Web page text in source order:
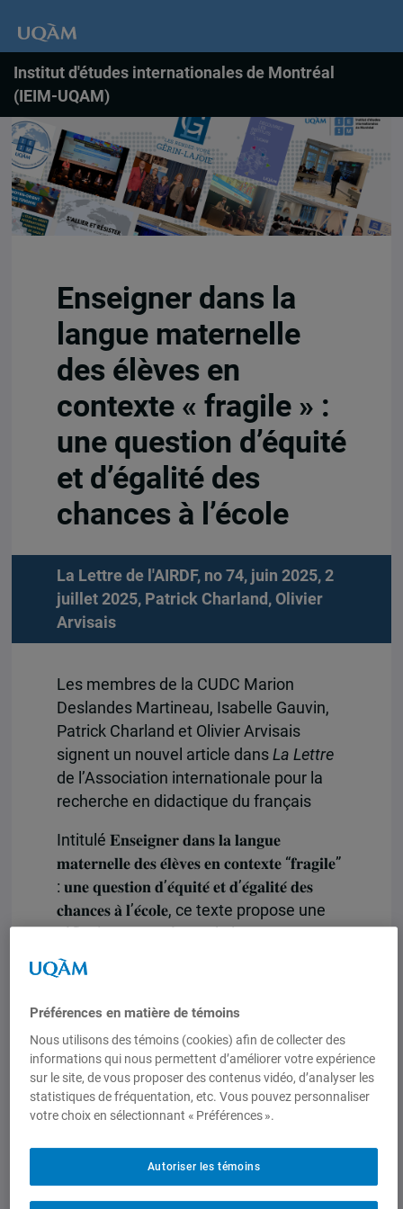
Institut d'études internationales de Montréal
(IEIM-UQAM)
Enseigner dans la
langue maternelle
des élèves en
contexte « fragile » :
une question d’équité
et d’égalité des
chances à l’école
La Lettre de l'AIRDF, no 74, juin 2025, 2
juillet 2025, Patrick Charland , Olivier
Arvisais
Les membres de la CUDC Marion
Deslandes Martineau, Isabelle Gauvin,
Patrick Charland et Olivier Arvisais
signent un nouvel article dans La Lettre
de l’Association internationale pour la
recherche en didactique du français
Intitulé 𝐄𝐧𝐬𝐞𝐢𝐠𝐧𝐞𝐫 𝐝𝐚𝐧𝐬 𝐥𝐚 𝐥𝐚𝐧𝐠𝐮𝐞
𝐦𝐚𝐭𝐞𝐫𝐧𝐞𝐥𝐥𝐞 𝐝𝐞𝐬 𝐞́𝐥𝐞̀𝐯𝐞𝐬 𝐞𝐧 𝐜𝐨𝐧𝐭𝐞𝐱𝐭𝐞 “𝐟𝐫𝐚𝐠𝐢𝐥𝐞”
: 𝐮𝐧𝐞 𝐪𝐮𝐞𝐬𝐭𝐢𝐨𝐧 𝐝’𝐞́𝐪𝐮𝐢𝐭𝐞́ 𝐞𝐭 𝐝’𝐞́𝐠𝐚𝐥𝐢𝐭𝐞́ 𝐝𝐞𝐬
𝐜𝐡𝐚𝐧𝐜𝐞𝐬 𝐚̀ 𝐥’𝐞́𝐜𝐨𝐥𝐞, ce texte propose une
d’enseignement et plaide en faveur
d’une éducation multilingue ancrée dans
la langue maternelle des élèves. En
approche pour garantir l’équité et
l’égalité des chances à l’école, les
membres de l’équipe de recherche
s’inscrivent dans une perspective
didactique inclusive, essentielle pour
répondre aux réalités linguistiques des
contextes dits « fragiles ». Cette
Préférences en matière de témoins
Nous utilisons des témoins (cookies) afin de collecter des
informations qui nous permettent d’améliorer votre expérience
sur le site, de vous proposer des contenus vidéo, d’analyser les
statistiques de fréquentation, etc. Vous pouvez personnaliser
votre choix en sélectionnant « Préférences ».
Autoriser les témoins